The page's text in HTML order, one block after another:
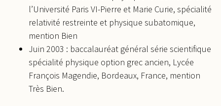
l’Université Paris VI-Pierre et Marie Curie, spécialité
relativité restreinte et physique subatomique,
mention Bien
Juin 2003 : baccalauréat général série scientifique
spécialité physique option grec ancien, Lycée
François Magendie, Bordeaux, France, mention
Très Bien.